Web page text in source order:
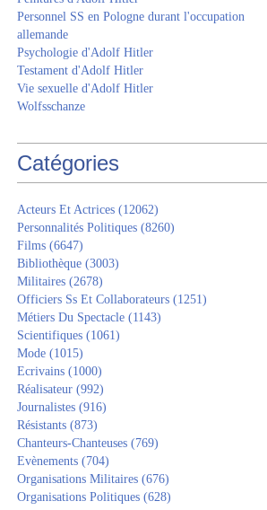
Personnel SS en Pologne durant l'occupation
allemande
Psychologie d'Adolf Hitler
Testament d'Adolf Hitler
Vie sexuelle d'Adolf Hitler
Wolfsschanze
Catégories
Acteurs Et Actrices (12062)
Personnalités Politiques (8260)
Films (6647)
Bibliothèque (3003)
Militaires (2678)
Officiers Ss Et Collaborateurs (1251)
Métiers Du Spectacle (1143)
Scientifiques (1061)
Mode (1015)
Ecrivains (1000)
Réalisateur (992)
Journalistes (916)
Résistants (873)
Chanteurs-Chanteuses (769)
Evènements (704)
Organisations Militaires (676)
Organisations Politiques (628)